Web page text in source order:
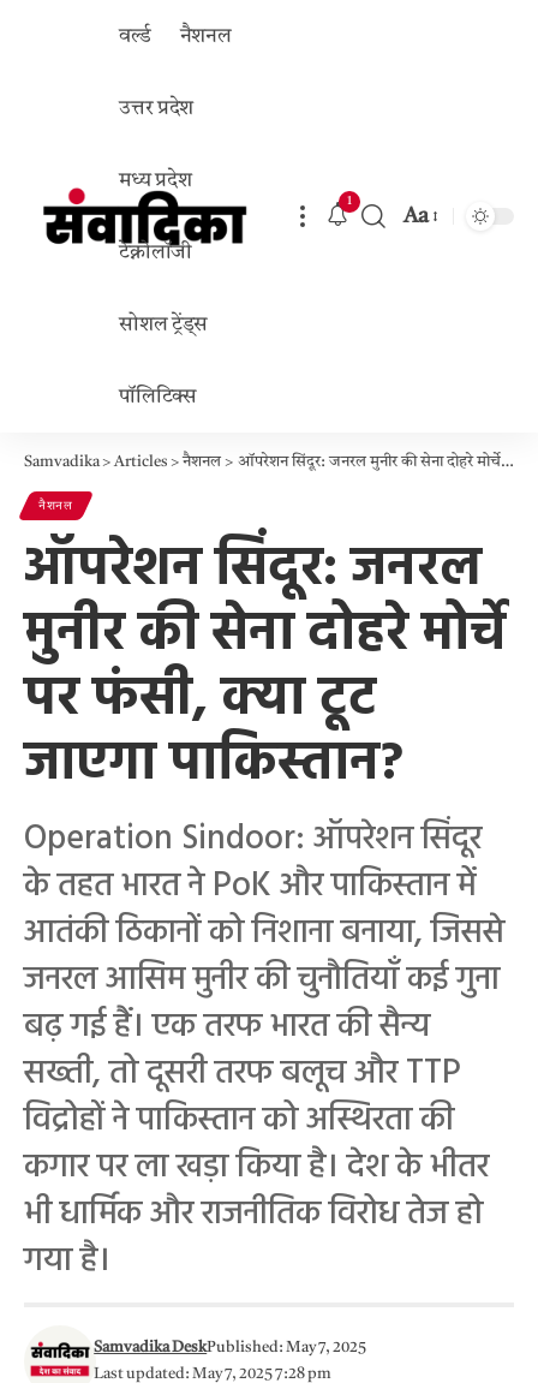
वर्ल्ड नैशनल
उत्तर प्रदेश
मध्य प्रदेश
टेक्नोलॉजी
सोशल ट्रेंड्स
पॉलिटिक्स
1
Aa
Samvadika>Articles >नैशनल > ऑपरेशन सिंदूर: जनरल मुनीर की सेना दोहरे मोर्चे पर फंसी, क्या टूट जाएगा पाकिस्तान?
नैशनल
ऑपरेशन सिंदूर: जनरल
मुनीर की सेना दोहरे मोर्चे
पर फंसी, क्या टूट
जाएगा पाकिस्तान?
Operation Sindoor: ऑपरेशन सिंदूर
के तहत भारत ने PoK और पाकिस्तान में
आतंकी ठिकानों को निशाना बनाया, जिससे
जनरल आसिम मुनीर की चुनौतियाँ कई गुना
बढ़ गई हैं। एक तरफ भारत की सैन्य
सख्ती, तो दूसरी तरफ बलूच और TTP
विद्रोहों ने पाकिस्तान को अस्थिरता की
कगार पर ला खड़ा किया है। देश के भीतर
भी धार्मिक और राजनीतिक विरोध तेज हो
गया है।
Last updated: May 7, 2025 7:28 pm
Samvadika DeskPublished: May 7, 2025